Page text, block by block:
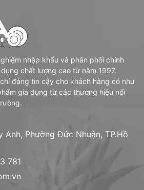
nhập khẩu và phân phối chính
chất lượng cao từ năm 1997.
đáng tin cậy cho khách hàng có nhu
gia dụng từ các thương hiệu nổi
Anh, Phường Đức Nhuận, TP.Hồ
781